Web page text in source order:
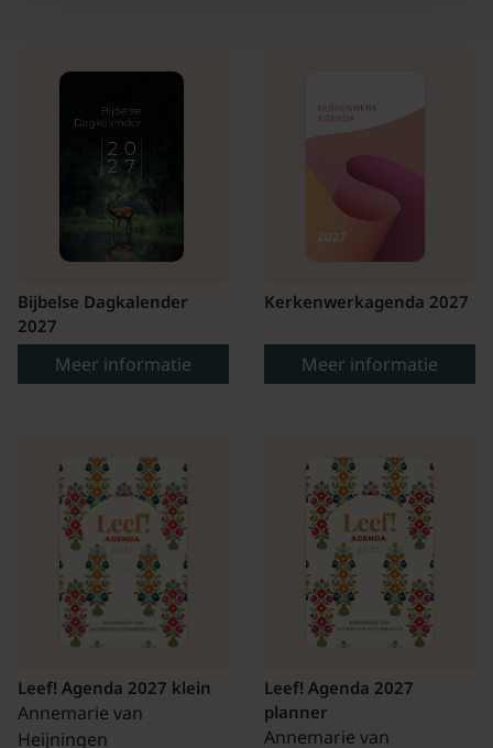
Bijbelse Dagkalender
2027
Meer informatie
Kerkenwerkagenda 2027
Meer informatie
Leef! Agenda 2027 klein
Annemarie van
Heijningen
Leef! Agenda 2027
planner
Annemarie van